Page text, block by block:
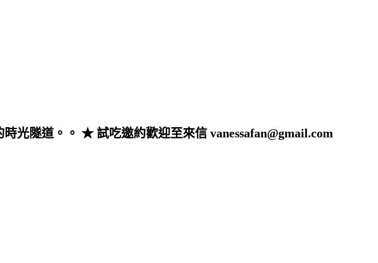
光隧道。。 ★ 試吃邀約歡迎至來信 vanessafan@gmail.com